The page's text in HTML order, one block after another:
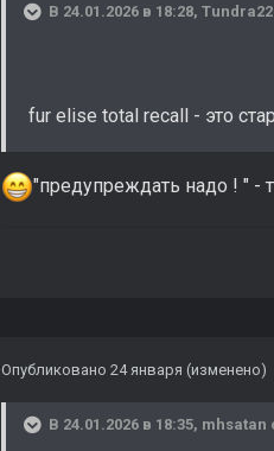
В 24.01.2026 в 18:28,
fur elise total recall - это
"предупреждать надо ! " -
Опубликовано 24 января (изменено)
В 24.01.2026 в 18:35, mhsatan